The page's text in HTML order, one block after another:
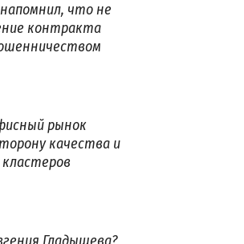
что не
контракта
рынок
качества и